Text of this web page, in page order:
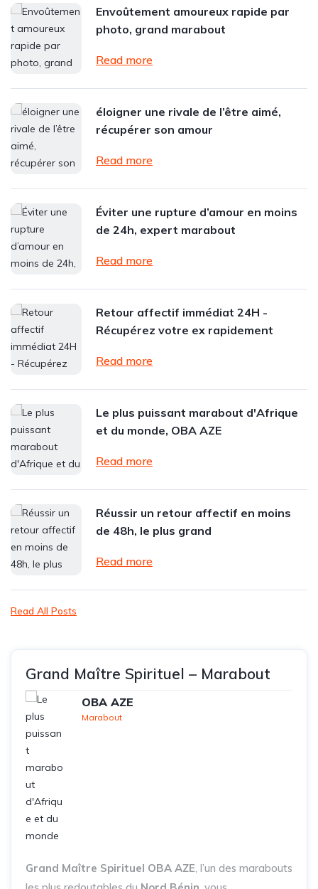
Envoûtement amoureux rapide par
photo, grand marabout
Read more
éloigner une rivale de l’être aimé,
récupérer son amour
Read more
Éviter une rupture d’amour en moins
de 24h, expert marabout
Read more
Retour affectif immédiat 24H -
Récupérez votre ex rapidement
Read more
Le plus puissant marabout d'Afrique
et du monde, OBA AZE
Read more
Réussir un retour affectif en moins
de 48h, le plus grand
Read more
Read All Posts
Grand Maître Spirituel – Marabout
OBA AZE
Marabout
Grand Maître Spirituel OBA AZE, l’un des marabouts